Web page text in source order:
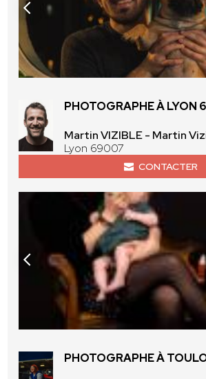
PHOTOGRAPHE À LYON
Martin VIZIBLE - Martin
Lyon 69007
CONTACTER
PHOTOGRAPHE À